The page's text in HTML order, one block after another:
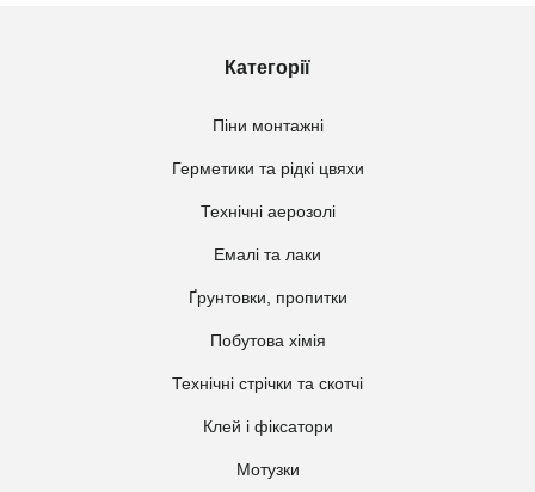
Категорії
Піни монтажні
Герметики та рідкі цвяхи
Технічні аерозолі
Емалі та лаки
Ґрунтовки, пропитки
Побутова хімія
Технічні стрічки та скотчі
Клей і фіксатори
Мотузки